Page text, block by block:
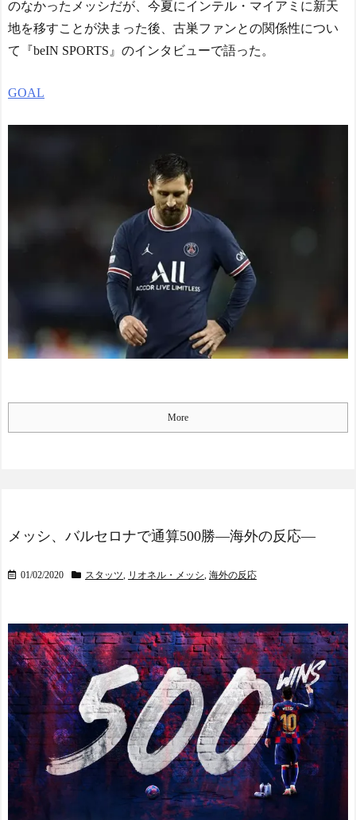
【画像】森高千里(55) 「ミ
ニスカートはとてもムリよ
若い子には負けるわ」←ワ
イらにはブッ刺さりまくっ
NEW!
韓国人「数日間、日本で
家を留守にしていたら起き
海外「”京都の鳥”は良い
ぞ」小規模だけどお勧めな
日本の観光名所／お店に対
NEW!
村上宗隆 25号特大ホーム
ラン！日本人選手新人最多H
R記録で単独トップに 海外
の反応 NEW!
したおじさん、少女に声を
韓国人「イ・ジェミョン
色い封筒法)のせいだろ!」
NEW!
希が6回まで力投！ドジャー
わーすぽ ～日本人の挑戦～
NEW!
海外「まさか」佐々木朗
希が6回まで力投！ドジャー
スは劇的サヨナラ負けで泥
沼7連敗！（海外の反応） -
わーすぽ ～日本人の挑戦～
NEW!
【イタリア-ギリシャ】古
代からのライバル関係 - ポ
NEW!
料理ばかり食ってるから
だ」by スペイン紙
「また浅野の時の走り
方」 リュディガー走法で6
クーヘンがすごい-韓国製
「こんなの見たことない!」
「私の人生の目的が完成」
海外の反応
【韓国の反応】「M6.1の
地震被害を受けても、次の
日の朝には日常に戻ってい
る国」
【海外の反応】 エンゼル
ス大谷、満塁で勝負を避け
られる 敬遠か四球か？！
プテンはテセ・六反・河井
の3名に
日本の国宝を見た韓国人
のなかったメッシだが、今夏にインテル・マイアミに新天
地を移すことが決まった後、古巣ファンとの関係性につい
て『beIN SPORTS』のインタビューで語った。
GOAL
More
メッシ、バルセロナで通算500勝―海外の反応―
01/02/2020 スタッツ, リオネル・メッシ, 海外の反応